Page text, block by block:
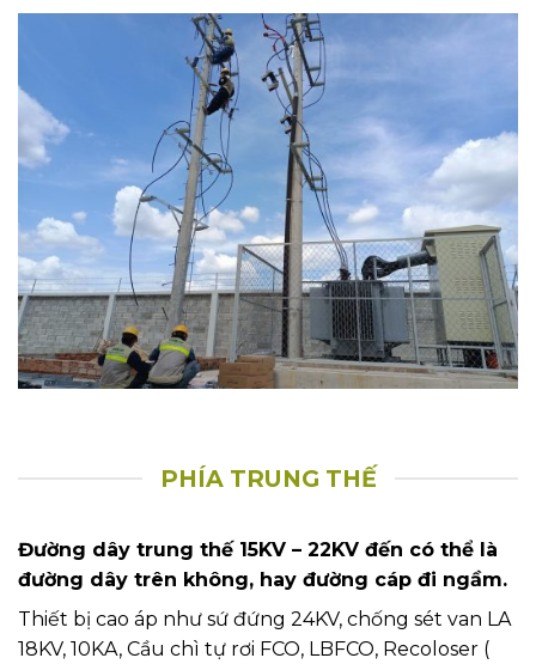
PHÍA TRUNG THẾ
Đường dây trung thế 15KV – 22KV đến có thể là
đường dây trên không, hay đường cáp đi ngầm.
Thiết bị cao áp như sứ đứng 24KV, chống sét van LA
18KV, 10KA, Cầu chì tự rơi FCO, LBFCO, Recoloser (